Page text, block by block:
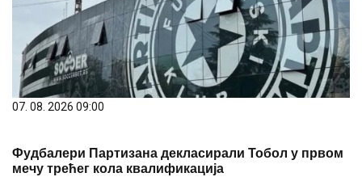
07. 08. 2026 09:00
Фудбалери Партизана декласирали Тобол у првом
мечу трећег кола квалификација